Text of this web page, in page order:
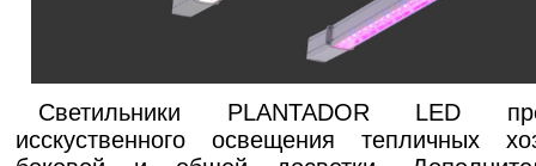
Cветильники PLANTADOR LED
исскуственного освещения тепличных